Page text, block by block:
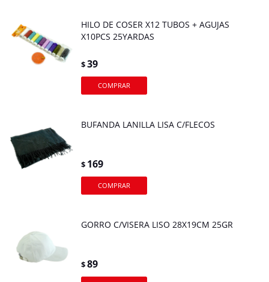
HILO DE COSER X12 TUBOS + AGUJAS
X10PCS 25YARDAS
$39
BUFANDA LANILLA LISA C/FLECOS
$ 169
GORRO C/VISERA LISO 28X19CM 25GR
$89